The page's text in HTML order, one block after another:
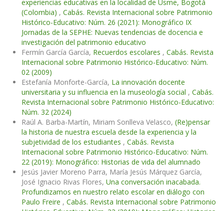
experiencias educativas en la localidad de Usme, Bogotá
(Colombia) , Cabás. Revista Internacional sobre Patrimonio
Histórico-Educativo: Núm. 26 (2021): Monográfico IX
Jornadas de la SEPHE: Nuevas tendencias de docencia e
investigación del patrimonio educativo
Fermín García García, Recuerdos escolares , Cabás. Revista
Internacional sobre Patrimonio Histórico-Educativo: Núm.
02 (2009)
Estefanía Monforte-García, La innovación docente
universitaria y su influencia en la museología social , Cabás.
Revista Internacional sobre Patrimonio Histórico-Educativo:
Núm. 32 (2024)
Raúl A. Barba-Martín, Miriam Sonlleva Velasco, (Re)pensar
la historia de nuestra escuela desde la experiencia y la
subjetividad de los estudiantes , Cabás. Revista
Internacional sobre Patrimonio Histórico-Educativo: Núm.
22 (2019): Monográfico: Historias de vida del alumnado
Jesús Javier Moreno Parra, María Jesús Márquez García,
José Ignacio Rivas Flores, Una conversación inacabada.
Profundizamos en nuestro relato escolar en diálogo con
Paulo Freire , Cabás. Revista Internacional sobre Patrimonio